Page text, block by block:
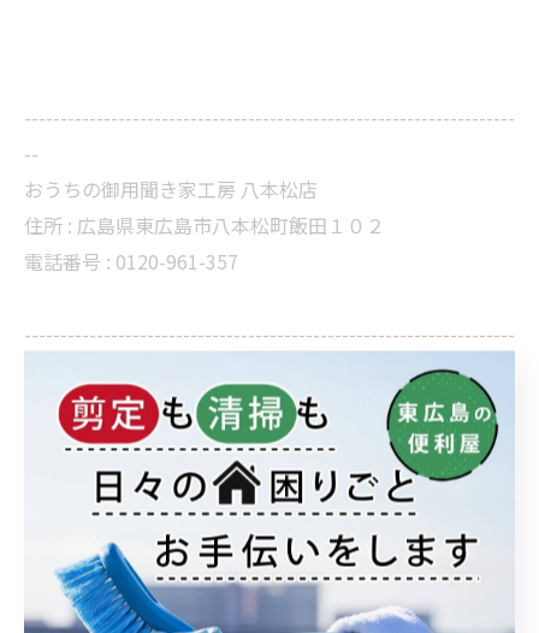
--------------------------------------------------------------------
--
おうちの御用聞き家工房 八本松店
住所 : 広島県東広島市八本松町飯田１０２
電話番号 : 0120-961-357
--------------------------------------------------------------------
ブログ
< 前のページ 一覧に戻る 次のページ >